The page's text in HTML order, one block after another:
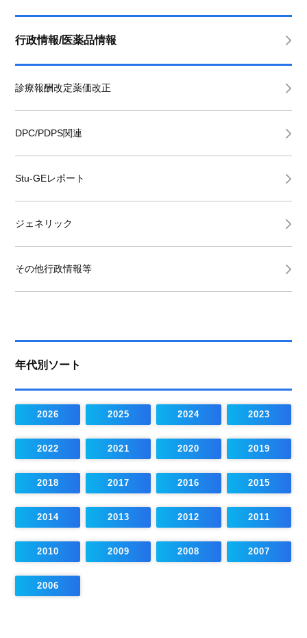
行政情報/医薬品情報
診療報酬改定薬価改正
DPC/PDPS関連
Stu-GEレポート
ジェネリック
その他行政情報等
年代別ソート
2026 2025 2024 2023
2022 2021 2020 2019
2018 2017 2016 2015
2014 2013 2012 2011
2010 2009 2008 2007
2006